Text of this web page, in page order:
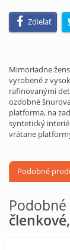
Zdieľať
Mimoriadne
vyrobené z
rafinovanými
ozdobné
platforma, na
syntetický
vrátane
Podobné